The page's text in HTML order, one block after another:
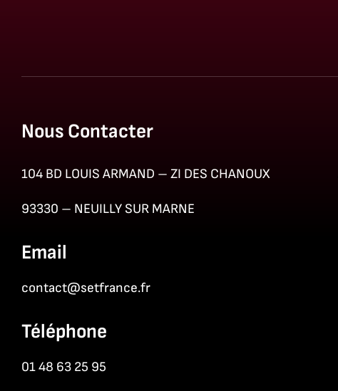
Nous Contacter
104 BD LOUIS ARMAND – ZI DES CHANOUX
93330 – NEUILLY SUR MARNE
Email
contact@setfrance.fr
Téléphone
01 48 63 25 95